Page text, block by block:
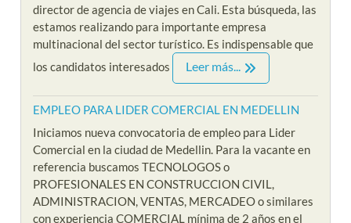
director de agencia de viajes en Cali. Esta búsqueda, las
estamos realizando para importante empresa
multinacional del sector turístico. Es indispensable que
los candidatos interesados
Leer más...
EMPLEO PARA LIDER COMERCIAL EN MEDELLIN
Iniciamos nueva convocatoria de empleo para Lider
Comercial en la ciudad de Medellin. Para la vacante en
referencia buscamos TECNOLOGOS o
PROFESIONALES EN CONSTRUCCION CIVIL,
ADMINISTRACION, VENTAS, MERCADEO o similares
con experiencia COMERCIAL mínima de 2 años en el